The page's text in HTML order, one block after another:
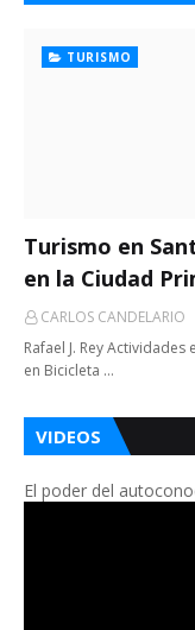
TURISMO
Turismo en
en la Ciudad
CARLOS CANDELARIO
Rafael J. Rey
en Bicicleta …
VIDEOS
El poder del